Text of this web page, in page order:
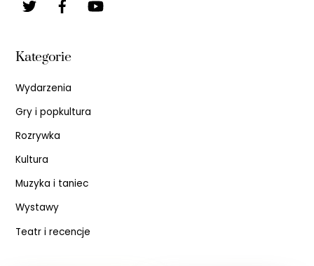
Kategorie
Wydarzenia
Gry i popkultura
Rozrywka
Kultura
Muzyka i taniec
Wystawy
Teatr i recencje